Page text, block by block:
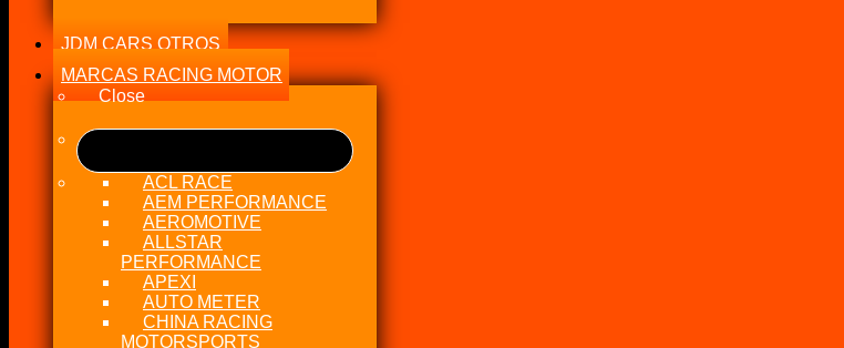
JDM CARS OTROS
MARCAS RACING MOTOR
Close
ACL RACE
AEM PERFORMANCE
AEROMOTIVE
ALLSTAR
PERFORMANCE
APEXI
AUTO METER
CHINA RACING
MOTORSPORTS